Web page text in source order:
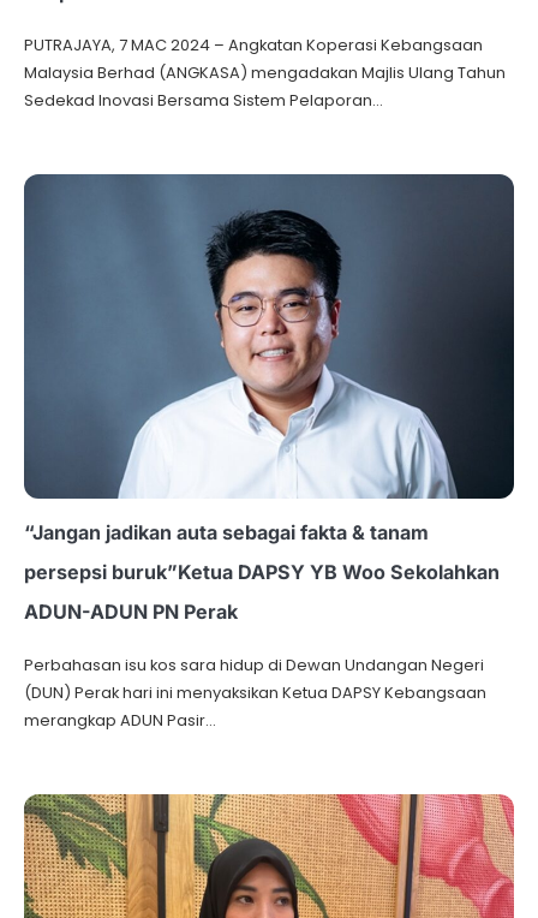
PUTRAJAYA, 7 MAC 2024 – Angkatan Koperasi Kebangsaan
Malaysia Berhad (ANGKASA) mengadakan Majlis Ulang Tahun
Sedekad Inovasi Bersama Sistem Pelaporan…
“Jangan jadikan auta sebagai fakta & tanam
persepsi buruk”Ketua DAPSY YB Woo Sekolahkan
ADUN-ADUN PN Perak
Perbahasan isu kos sara hidup di Dewan Undangan Negeri
(DUN) Perak hari ini menyaksikan Ketua DAPSY Kebangsaan
merangkap ADUN Pasir…